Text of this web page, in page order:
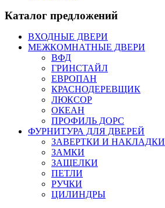
Каталог предложений
ВХОДНЫЕ ДВЕРИ
МЕЖКОМНАТНЫЕ ДВЕРИ
ВФД
ГРИНСТАЙЛ
ЕВРОПАН
КРАСНОДЕРЕВЩИК
ЛЮКСОР
ОКЕАН
ПРОФИЛЬ ДОРС
ФУРНИТУРА ДЛЯ ДВЕРЕЙ
ЗАВЕРТКИ И НАКЛАДКИ
ЗАМКИ
ЗАЩЕЛКИ
ПЕТЛИ
РУЧКИ
ЦИЛИНДРЫ